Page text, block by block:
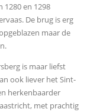
en 1298
De brug is erg
maar de
is maar liefst
ook liever het Sint-
herkenbaarder
met prachtig